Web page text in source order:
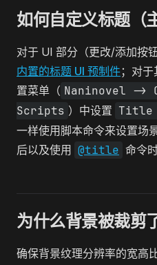
如何自定义标题（
对于 UI 部分（更改/添加按
内置的标题 UI 预制件；对
置菜单（ Naninovel ->
Scripts ）中设置 Title
一样使用脚本命令来设置场
后以及使用 @title 命令
为什么背景被裁剪
确保背景纹理分辨率的宽高